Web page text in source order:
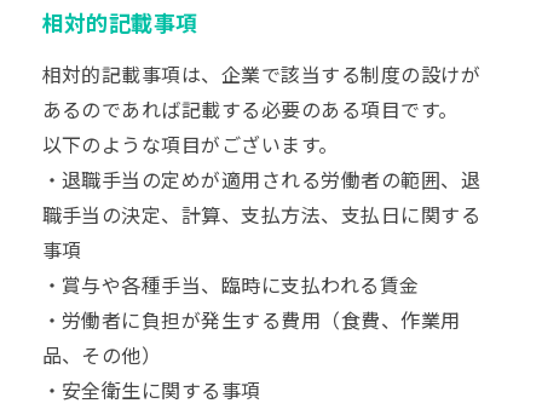
相対的記載事項
相対的記載事項は、企業で該当する制度の設けが
あるのであれば記載する必要のある項目です。
以下のような項目がございます。
・退職手当の定めが適用される労働者の範囲、退
職手当の決定、計算、支払方法、支払日に関する
事項
・賞与や各種手当、臨時に支払われる賃金
・労働者に負担が発生する費用（食費、作業用
品、その他）
・安全衛生に関する事項